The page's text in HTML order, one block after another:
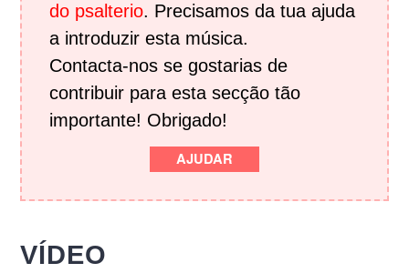
do psalterio. Precisamos da tua ajuda
a introduzir esta música.
Contacta-nos se gostarias de
contribuir para esta secção tão
importante! Obrigado!
AJUDAR
VÍDEO